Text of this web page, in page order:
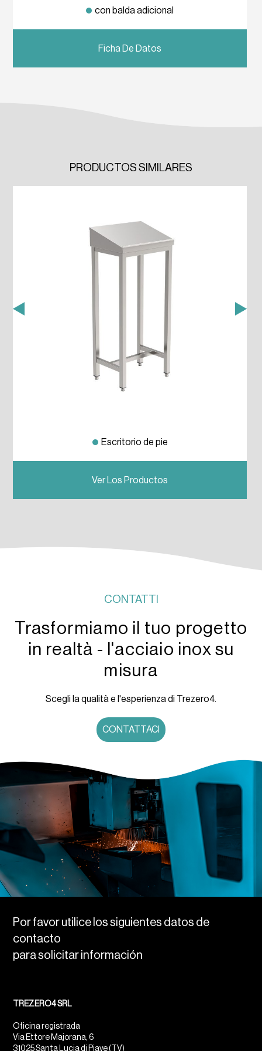
con balda adicional
Ficha De Datos
PRODUCTOS SIMILARES
Escritorio de pie
Ver Los Productos
CONTATTI
Trasformiamo il tuo progetto
in realtà - l'acciaio inox su
misura
Scegli la qualità e l'esperienza di Trezero4.
CONTATTACI
Por favor utilice los siguientes datos de
contacto
para solicitar información
TREZERO4 SRL
Oficina registrada
Via Ettore Majorana, 6
31025 Santa Lucia di Piave (TV)